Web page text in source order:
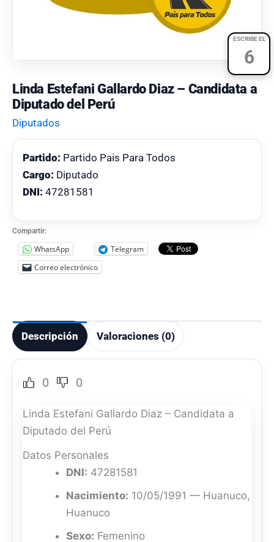
ESCRIBE EL
6
Linda Estefani Gallardo Diaz – Candidata a
Diputado del Perú
Diputados
Partido: Partido Pais Para Todos
Cargo: Diputado
DNI: 47281581
Compartir:
WhatsApp
Telegram
Correo electrónico
Descripción Valoraciones (0)
0 0
Linda Estefani Gallardo Diaz – Candidata a
Diputado del Perú
Datos Personales
DNI: 47281581
Nacimiento: 10/05/1991 — Huanuco,
Huanuco
Sexo: Femenino